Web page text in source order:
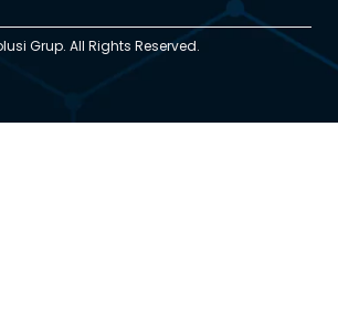
Grup. All Rights Reserved.